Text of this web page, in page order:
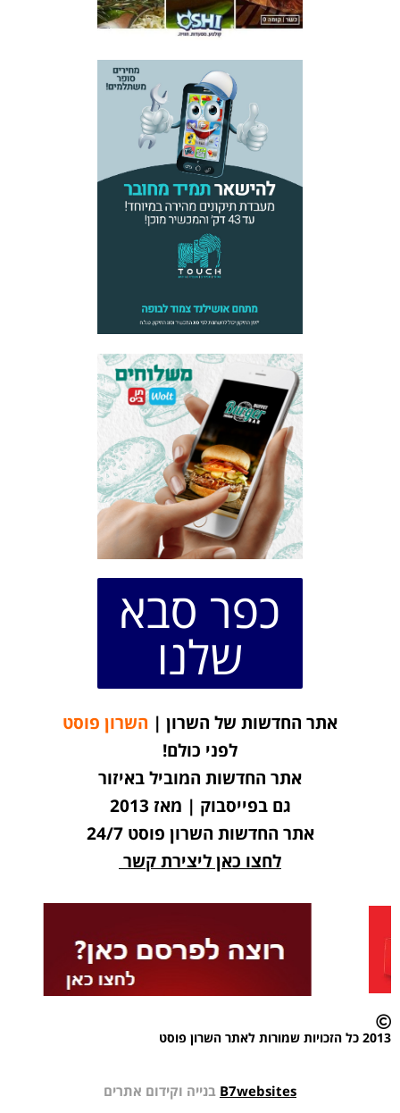
כפר סבא
שלנו
אתר החדשות של השרון | השרון פוסט
לפני כולם!
אתר החדשות המוביל באיזור
גם בפייסבוק | מאז 2013
אתר החדשות השרון פוסט 24/7
לחצו כאן ליצירת קשר
2013 כל הזכויות שמורות לאתר השרון פוסט
B7websites